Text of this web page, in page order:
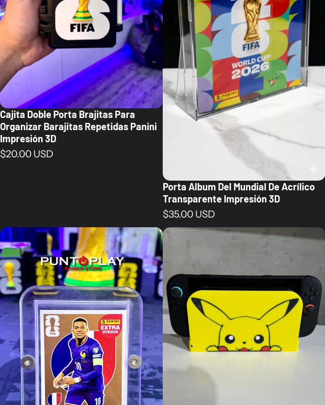
Cajita Doble Porta Brajitas Para
Organizar Barajitas Repetidas Panini
Impresión 3D
Precio normal
$20.00 USD
Porta Album Del Mundial De Acrílico
Transparente Impresión 3D
Precio normal
$35.00 USD